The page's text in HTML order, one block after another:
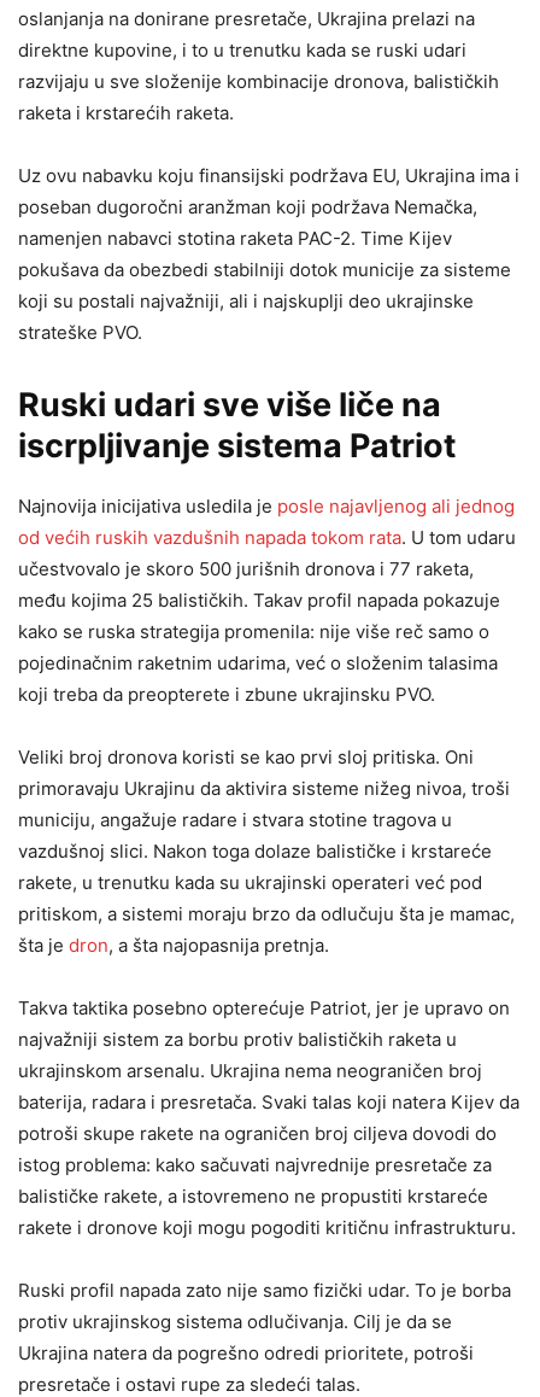
oslanjanja na donirane presretače, Ukrajina prelazi na
direktne kupovine, i to u trenutku kada se ruski udari
razvijaju u sve složenije kombinacije dronova, balističkih
raketa i krstarećih raketa.
Uz ovu nabavku koju finansijski podržava EU, Ukrajina ima i
poseban dugoročni aranžman koji podržava Nemačka,
namenjen nabavci stotina raketa PAC-2. Time Kijev
pokušava da obezbedi stabilniji dotok municije za sisteme
koji su postali najvažniji, ali i najskuplji deo ukrajinske
strateške PVO.
Ruski udari sve više liče na
iscrpljivanje sistema Patriot
Najnovija inicijativa usledila je posle najavljenog ali jednog
od većih ruskih vazdušnih napada tokom rata. U tom udaru
učestvovalo je skoro 500 jurišnih dronova i 77 raketa,
među kojima 25 balističkih. Takav profil napada pokazuje
kako se ruska strategija promenila: nije više reč samo o
pojedinačnim raketnim udarima, već o složenim talasima
koji treba da preopterete i zbune ukrajinsku PVO.
Veliki broj dronova koristi se kao prvi sloj pritiska. Oni
primoravaju Ukrajinu da aktivira sisteme nižeg nivoa, troši
municiju, angažuje radare i stvara stotine tragova u
vazdušnoj slici. Nakon toga dolaze balističke i krstareće
rakete, u trenutku kada su ukrajinski operateri već pod
pritiskom, a sistemi moraju brzo da odlučuju šta je mamac,
šta je dron, a šta najopasnija pretnja.
Takva taktika posebno opterećuje Patriot, jer je upravo on
najvažniji sistem za borbu protiv balističkih raketa u
ukrajinskom arsenalu. Ukrajina nema neograničen broj
baterija, radara i presretača. Svaki talas koji natera Kijev da
potroši skupe rakete na ograničen broj ciljeva dovodi do
istog problema: kako sačuvati najvrednije presretače za
balističke rakete, a istovremeno ne propustiti krstareće
rakete i dronove koji mogu pogoditi kritičnu infrastrukturu.
Ruski profil napada zato nije samo fizički udar. To je borba
protiv ukrajinskog sistema odlučivanja. Cilj je da se
Ukrajina natera da pogrešno odredi prioritete, potroši
presretače i ostavi rupe za sledeći talas.